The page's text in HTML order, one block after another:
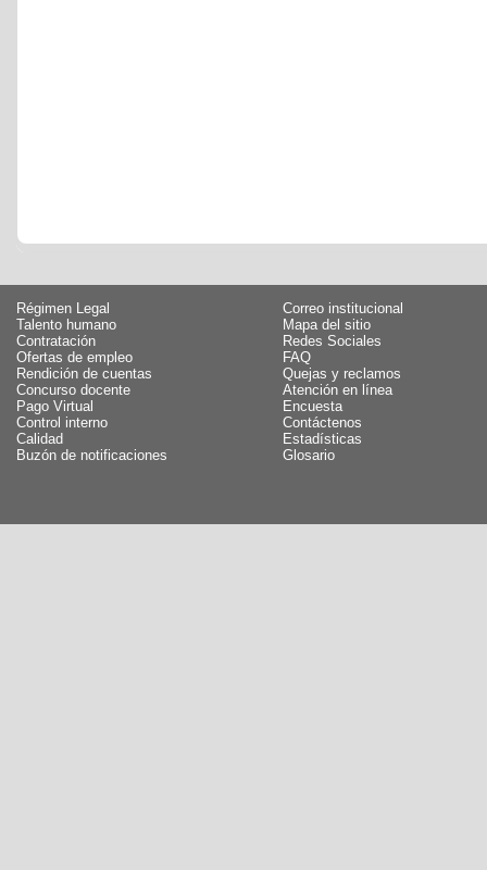
Régimen Legal
Talento humano
Contratación
Ofertas de empleo
Rendición de cuentas
Concurso docente
Pago Virtual
Control interno
Calidad
Buzón de notificaciones
Correo institucional
Mapa del sitio
Redes Sociales
FAQ
Quejas y reclamos
Atención en línea
Encuesta
Contáctenos
Estadísticas
Glosario